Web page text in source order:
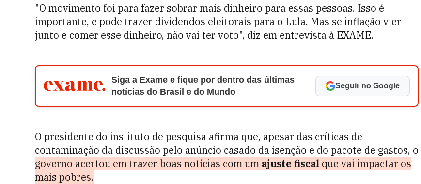
"O movimento foi para fazer sobrar mais dinheiro para essas pessoas. Isso é
importante, e pode trazer dividendos eleitorais para o Lula. Mas se inflação vier
junto e comer esse dinheiro, não vai ter voto", diz em entrevista à EXAME.
Siga a Exame e fique por dentro das últimas
notícias do Brasil e do Mundo
Seguir no Google
O presidente do instituto de pesquisa afirma que, apesar das críticas de
contaminação da discussão pelo anúncio casado da isenção e do pacote de gastos, o
governo acertou em trazer boas notícias com um ajuste fiscal que vai impactar os
mais pobres.